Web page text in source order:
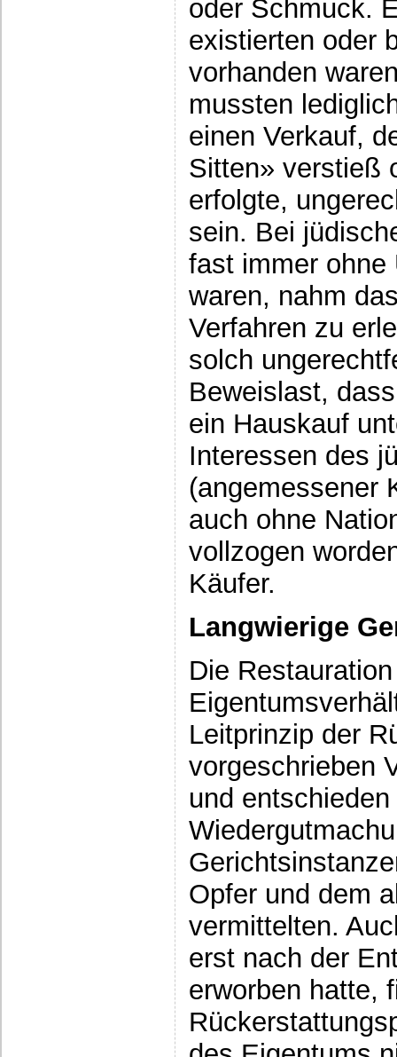
oder Schmuck.
existierten oder
vorhanden
mussten
einen Verkauf,
Sitten» verstieß
erfolgte,
sein. Bei
fast immer ohne
waren, nahm
Verfahren zu
solch
Beweislast,
ein Hauskauf
Interessen des
(angemessener
auch ohne
vollzogen
Käufer.
Langwierige
Die
Leitprinzip der
vorgeschrieben
und
Opfer und dem
vermittelten.
erst nach der
erworben hatte,